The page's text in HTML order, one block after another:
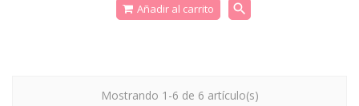
Añadir al carrito search
Mostrando 1-6 de 6 artículo(s)